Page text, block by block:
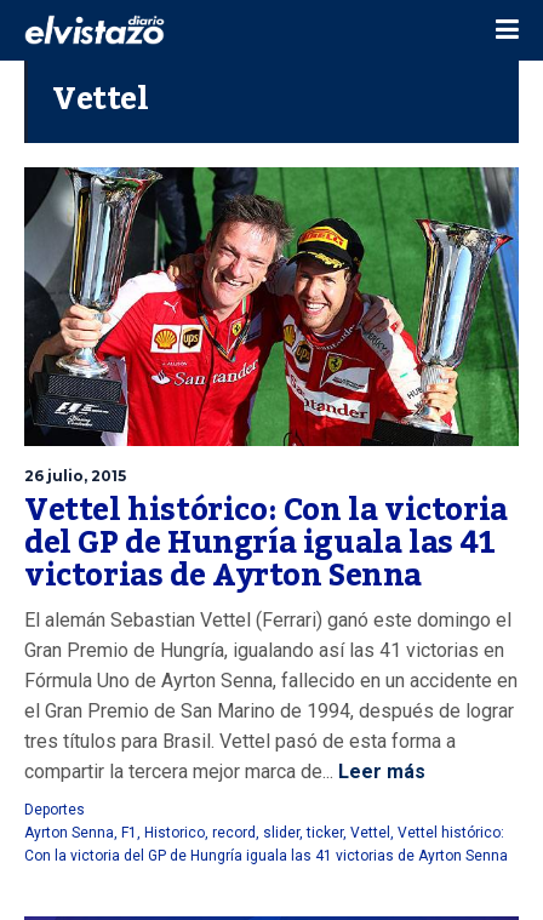
Vettel
26 julio, 2015
Vettel histórico: Con la victoria
del GP de Hungría iguala las 41
victorias de Ayrton Senna
El alemán Sebastian Vettel (Ferrari) ganó este domingo el
Gran Premio de Hungría, igualando así las 41 victorias en
Fórmula Uno de Ayrton Senna, fallecido en un accidente en
el Gran Premio de San Marino de 1994, después de lograr
tres títulos para Brasil. Vettel pasó de esta forma a
compartir la tercera mejor marca de... Leer más
Deportes
Ayrton Senna F1 Historico record slider,ticker, Vettel
Vettel histórico:
Con la victoria del GP de Hungría iguala las 41 victorias de Ayrton Senna